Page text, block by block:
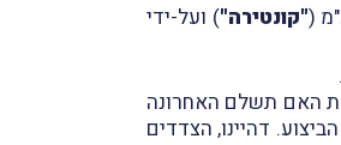
"קונטירה") ועל-ידי
האם תשלם האחרונה
של עובדי קונטירה ובצירוף 7% מהוצאות הביצוע. דהיינו, הצדדים